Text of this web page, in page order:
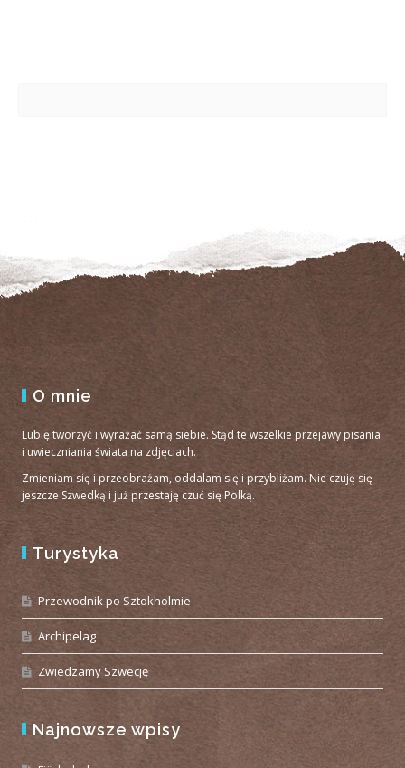
O mnie
Lubię tworzyć i wyrażać samą siebie. Stąd te wszelkie przejawy pisania
i uwieczniania świata na zdjęciach.
Zmieniam się i przeobrażam, oddalam się i przybliżam. Nie czuję się
jeszcze Szwedką i już przestaję czuć się Polką.
Turystyka
Przewodnik po Sztokholmie
Archipelag
Zwiedzamy Szwecję
Najnowsze wpisy